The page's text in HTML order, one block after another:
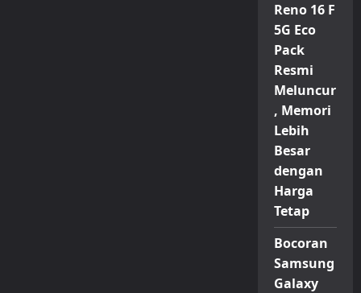
Reno 16 F
5G Eco
Pack
Resmi
Meluncur
, Memori
Lebih
Besar
dengan
Harga
Tetap
Bocoran
Samsung
Galaxy